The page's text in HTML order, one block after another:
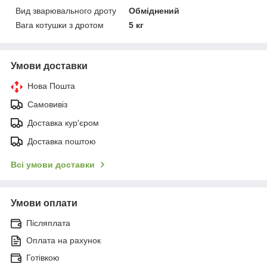
Вид зварювального дроту
Обміднений
Вага котушки з дротом
5 кг
Умови доставки
Нова Пошта
Самовивіз
Доставка кур'єром
Доставка поштою
Всі умови доставки
Умови оплати
Післяплата
Оплата на рахунок
Готівкою